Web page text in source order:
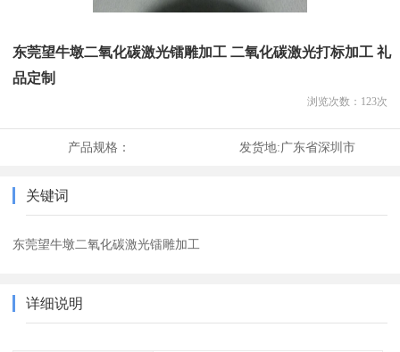
东莞望牛墩二氧化碳激光镭雕加工 二氧化碳激光打标加工 礼
品定制
浏览次数： 123次
产品规格： 发货地:广东省深圳市
关键词
东莞望牛墩二氧化碳激光镭雕加工
详细说明